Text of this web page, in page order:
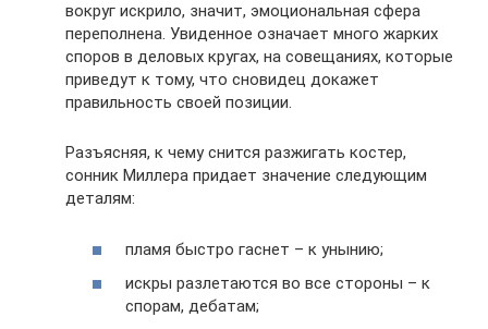
вокруг искрило, значит, эмоциональная сфера
переполнена. Увиденное означает много жарких
споров в деловых кругах, на совещаниях, которые
приведут к тому, что сновидец докажет
правильность своей позиции.
Разъясняя, к чему снится разжигать костер,
сонник Миллера придает значение следующим
деталям:
пламя быстро гаснет – к унынию;
искры разлетаются во все стороны – к
спорам, дебатам;